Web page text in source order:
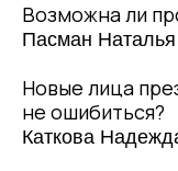
Возможна ли
Пасман
Новые лица
не ошибиться?
Каткова